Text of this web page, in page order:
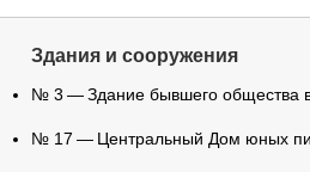
Здания и сооружения
№ 3 — Здание бывшего общества
№ 17 — Центральный Дом юных